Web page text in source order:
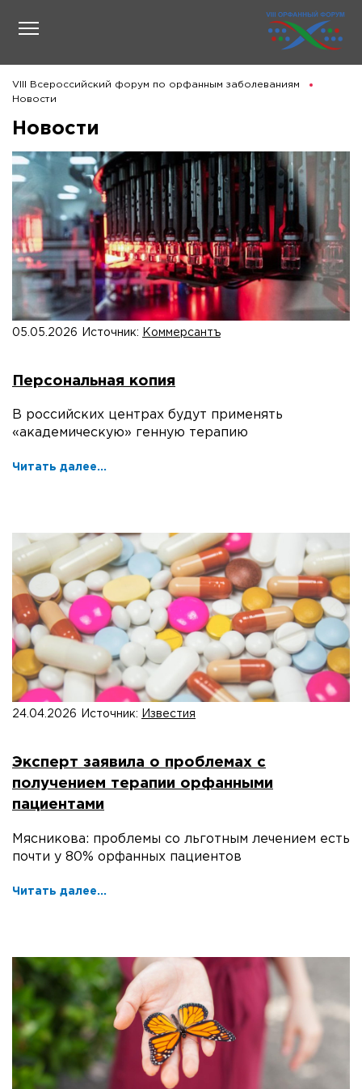
VIII Всероссийский форум по орфанным заболеваниям
Новости
Новости
05.05.2026 Источник: Коммерсантъ
Персональная копия
В российских центрах будут применять
«академическую» генную терапию
Читать далее...
24.04.2026 Источник: Известия
Эксперт заявила о проблемах с
получением терапии орфанными
пациентами
Мясникова: проблемы со льготным лечением есть
почти у 80% орфанных пациентов
Читать далее...